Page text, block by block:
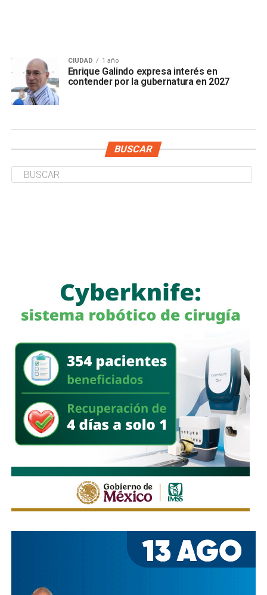
CIUDAD 1 año
Enrique Galindo expresa interés en
contender por la gubernatura en 2027
BUSCAR